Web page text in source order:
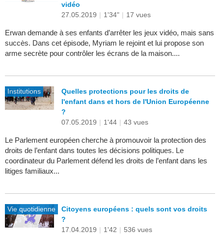
vidéo
27.05.2019 | 1'34" | 17 vues
Erwan demande à ses enfants d’arrêter les jeux vidéo, mais sans
succès. Dans cet épisode, Myriam le rejoint et lui propose son
arme secrète pour contrôler les écrans de la maison....
Institutions
Quelles protections pour les droits de
l'enfant dans et hors de l'Union Européenne
?
07.05.2019 | 1'44 | 43 vues
Le Parlement européen cherche à promouvoir la protection des
droits de l’enfant dans toutes les décisions politiques. Le
coordinateur du Parlement défend les droits de l’enfant dans les
litiges familiaux...
Vie quotidienne
Citoyens européens : quels sont vos droits
?
17.04.2019 | 1'42 | 536 vues